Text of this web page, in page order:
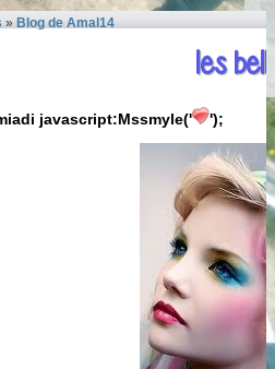
» Blog de Amal14
les
javascript:Mssmyle(' ');